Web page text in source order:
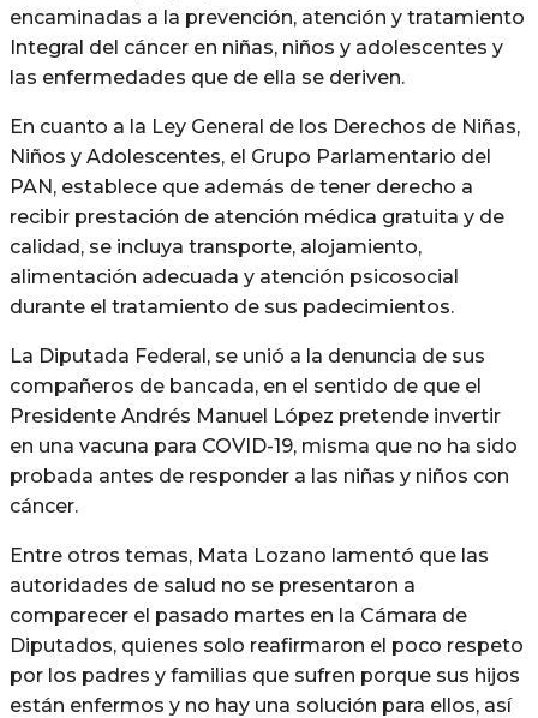
encaminadas a la prevención, atención y tratamiento
Integral del cáncer en niñas, niños y adolescentes y
las enfermedades que de ella se deriven.
En cuanto a la Ley General de los Derechos de Niñas,
Niños y Adolescentes, el Grupo Parlamentario del
PAN, establece que además de tener derecho a
recibir prestación de atención médica gratuita y de
calidad, se incluya transporte, alojamiento,
alimentación adecuada y atención psicosocial
durante el tratamiento de sus padecimientos.
La Diputada Federal, se unió a la denuncia de sus
compañeros de bancada, en el sentido de que el
Presidente Andrés Manuel López pretende invertir
en una vacuna para COVID-19, misma que no ha sido
probada antes de responder a las niñas y niños con
cáncer.
Entre otros temas, Mata Lozano lamentó que las
autoridades de salud no se presentaron a
comparecer el pasado martes en la Cámara de
Diputados, quienes solo reafirmaron el poco respeto
por los padres y familias que sufren porque sus hijos
están enfermos y no hay una solución para ellos, así